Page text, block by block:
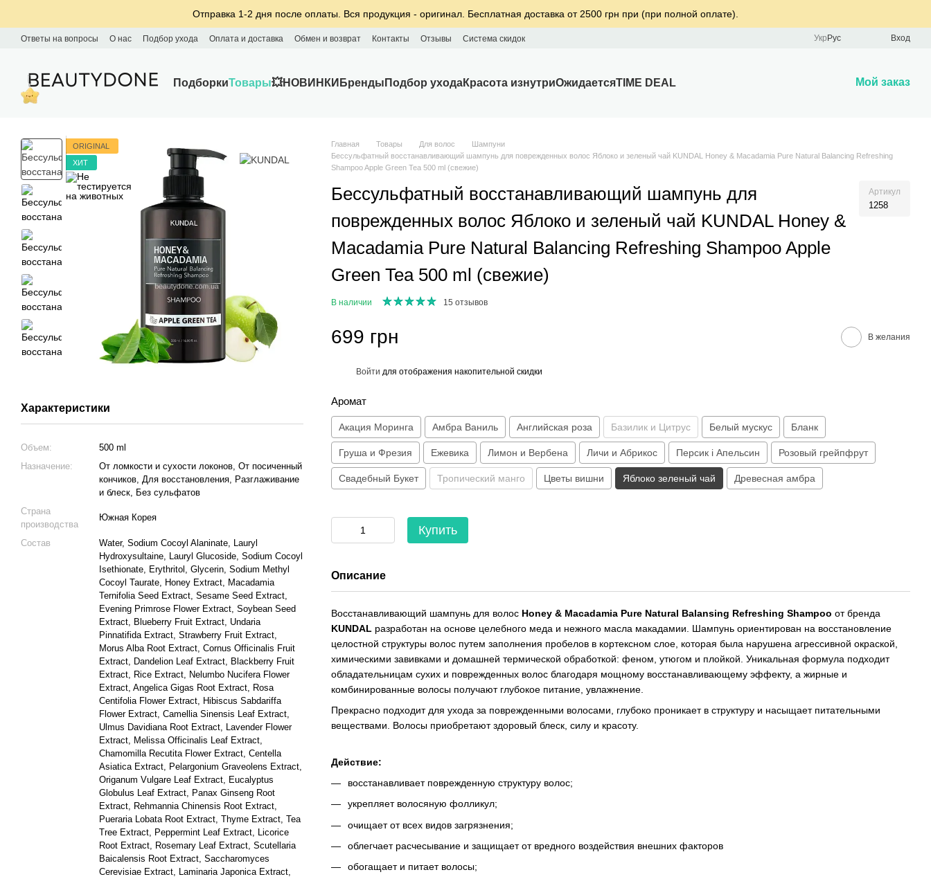
Отправка 1-2 дня после оплаты. Вся продукция - оригинал. Бесплатная доставка от 2500 грн при (при полной оплате).
Ответы на вопросы О нас Подбор ухода Оплата и доставка Обмен и возврат Контакты Отзывы Система скидок Укр Рус Вход
ПодборкиТовары💥НОВИНКИ Бренды Подбор уходаКрасота изнутриОжидаетсяTIME DEAL Мой заказ
ORIGINAL
ХИТ
Характеристики
Объем:
500 ml
Назначение:
От ломкости и сухости локонов, От посиченный
кончиков, Для восстановления, Разглаживание
и блеск, Без сульфатов
Страна
производства
Южная Корея
Состав
Water, Sodium Cocoyl Alaninate, Lauryl
Hydroxysultaine, Lauryl Glucoside, Sodium Cocoyl
Isethionate, Erythritol, Glycerin, Sodium Methyl
Cocoyl Taurate, Honey Extract, Macadamia
Ternifolia Seed Extract, Sesame Seed Extract,
Evening Primrose Flower Extract, Soybean Seed
Extract, Blueberry Fruit Extract, Undaria
Pinnatifida Extract, Strawberry Fruit Extract,
Morus Alba Root Extract, Cornus Officinalis Fruit
Extract, Dandelion Leaf Extract, Blackberry Fruit
Extract, Rice Extract, Nelumbo Nucifera Flower
Extract, Angelica Gigas Root Extract, Rosa
Centifolia Flower Extract, Hibiscus Sabdariffa
Flower Extract, Camellia Sinensis Leaf Extract,
Ulmus Davidiana Root Extract, Lavender Flower
Extract, Melissa Officinalis Leaf Extract,
Chamomilla Recutita Flower Extract, Centella
Asiatica Extract, Pelargonium Graveolens Extract,
Origanum Vulgare Leaf Extract, Eucalyptus
Globulus Leaf Extract, Panax Ginseng Root
Extract, Rehmannia Chinensis Root Extract,
Pueraria Lobata Root Extract, Thyme Extract, Tea
Tree Extract, Peppermint Leaf Extract, Licorice
Root Extract, Rosemary Leaf Extract, Scutellaria
Baicalensis Root Extract, Saccharomyces
Cerevisiae Extract, Laminaria Japonica Extract,
Главная Товары Для волос
Шампуни
Бессульфатный восстанавливающий шампунь для поврежденных волос Яблоко и зеленый чай KUNDAL Honey & Macadamia Pure Natural Balancing Refreshing
Shampoo Apple Green Tea 500 ml (свежие)
Бессульфатный восстанавливающий шампунь для
поврежденных волос Яблоко и зеленый чай KUNDAL Honey &
Macadamia Pure Natural Balancing Refreshing Shampoo Apple
Green Tea 500 ml (свежие)
Артикул
1258
В наличии 15 отзывов
699 грн В желания
Войти для отображения накопительной скидки
Аромат
Акация Моринга Амбра Ваниль Английская роза Базилик и Цитрус Белый мускус Бланк
Груша и Фрезия Ежевика Лимон и Вербена Личи и Абрикос Персик і Апельсин Розовый грейпфрут
Свадебный Букет Тропический манго Цветы вишни Яблоко зеленый чай Древесная амбра
Купить
Описание
Восстанавливающий шампунь для волос Honey & Macadamia Pure Natural Balansing Refreshing Shampoo от бренда
KUNDAL разработан на основе целебного меда и нежного масла макадамии. Шампунь ориентирован на восстановление
целостной структуры волос путем заполнения пробелов в кортексном слое, которая была нарушена агрессивной окраской,
химическими завивками и домашней термической обработкой: феном, утюгом и плойкой. Уникальная формула подходит
обладательницам сухих и поврежденных волос благодаря мощному восстанавливающему эффекту, а жирные и
комбинированные волосы получают глубокое питание, увлажнение.
Прекрасно подходит для ухода за поврежденными волосами, глубоко проникает в структуру и насыщает питательными
веществами. Волосы приобретают здоровый блеск, силу и красоту.
Действие:
восстанавливает поврежденную структуру волос;
укрепляет волосяную фолликул;
очищает от всех видов загрязнения;
облегчает расчесывание и защищает от вредного воздействия внешних факторов
обогащает и питает волосы;